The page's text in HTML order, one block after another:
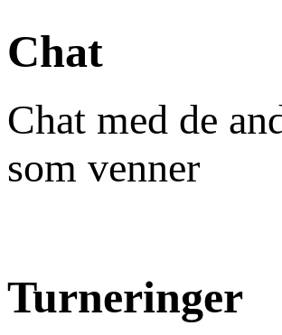
Chat
Chat med de
som venner
Turneringer